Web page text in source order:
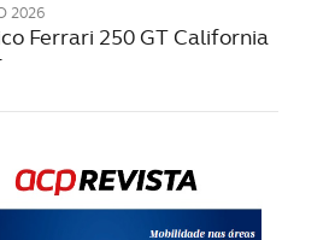
2026
Ferrari 250 GT California